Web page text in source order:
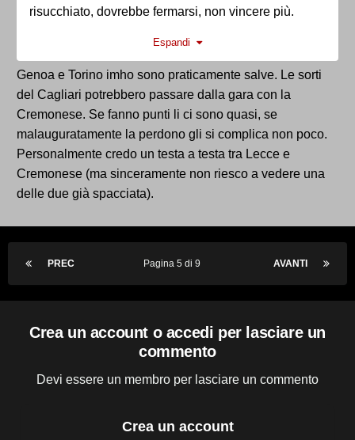
risucchiato, dovrebbe fermarsi, non vincere più.
Espandi
Genoa e Torino imho sono praticamente salve. Le sorti
del Cagliari potrebbero passare dalla gara con la
Cremonese. Se fanno punti li ci sono quasi, se
malauguratamente la perdono gli si complica non poco.
Personalmente credo un testa a testa tra Lecce e
Cremonese (ma sinceramente non riesco a vedere una
delle due già spacciata).
PREC AVANTI
Pagina 5 di 9
Crea un account o accedi per lasciare un
commento
Devi essere un membro per lasciare un commento
Crea un account